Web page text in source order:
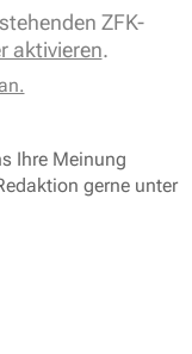
ZFK-
aktivieren.
Ihre Meinung
gerne unter